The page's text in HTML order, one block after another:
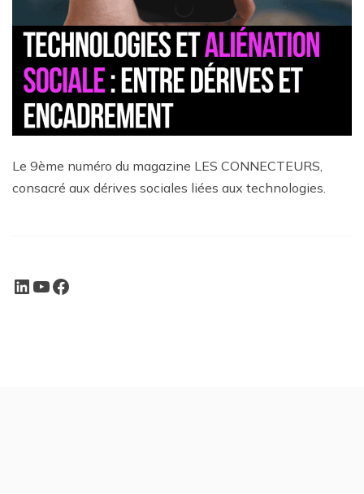
Le 9ème numéro du magazine LES CONNECTEURS,
consacré aux dérives sociales liées aux technologies.